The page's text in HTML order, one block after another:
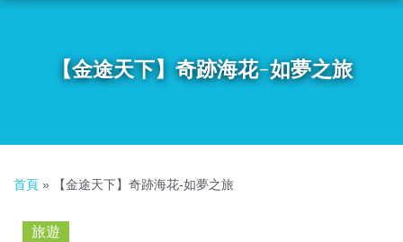
【金途天下】奇跡海花-如夢之旅
首頁 » 【金途天下】奇跡海花-如夢之旅
旅遊